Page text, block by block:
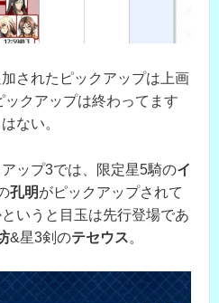
されたピックアップは上画
クアップは終わってます
ない。
ップ3では、限定星5騎のイ
孔明がピックアップされて
いうと目玉は先行登場であ
&星3剣のテセウス。